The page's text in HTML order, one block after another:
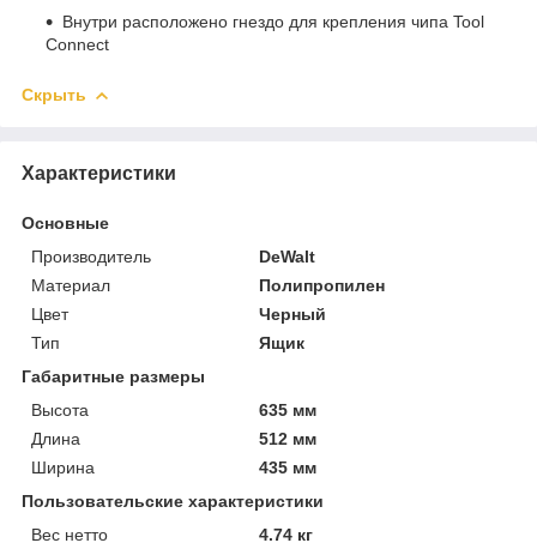
Внутри расположено гнездо для крепления чипа Tool
Connect
Скрыть
Характеристики
Основные
Производитель
DeWalt
Материал
Полипропилен
Цвет
Черный
Тип
Ящик
Габаритные размеры
Высота
635 мм
Длина
512 мм
Ширина
435 мм
Пользовательские характеристики
Вес нетто
4.74 кг